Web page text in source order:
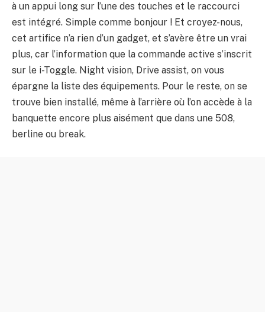
à un appui long sur l’une des touches et le raccourci
est intégré. Simple comme bonjour ! Et croyez-nous,
cet artifice n’a rien d’un gadget, et s’avère être un vrai
plus, car l’information que la commande active s’inscrit
sur le i-Toggle. Night vision, Drive assist, on vous
épargne la liste des équipements. Pour le reste, on se
trouve bien installé, même à l’arrière où l’on accède à la
banquette encore plus aisément que dans une 508,
berline ou break.